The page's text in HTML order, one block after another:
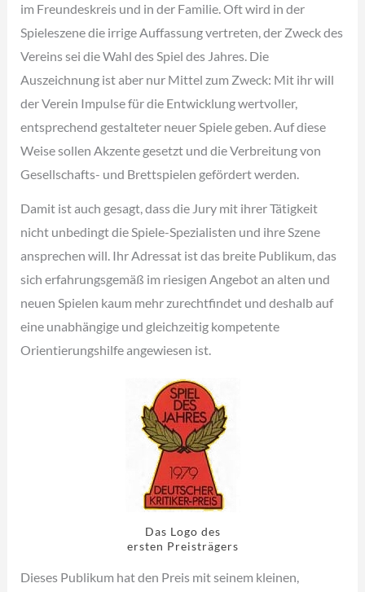
im Freundeskreis und in der Familie. Oft wird in der
Spieleszene die irrige Auffassung vertreten, der Zweck des
Vereins sei die Wahl des Spiel des Jahres. Die
Auszeichnung ist aber nur Mittel zum Zweck: Mit ihr will
der Verein Impulse für die Entwicklung wertvoller,
entsprechend gestalteter neuer Spiele geben. Auf diese
Weise sollen Akzente gesetzt und die Verbreitung von
Gesellschafts- und Brettspielen gefördert werden.
Damit ist auch gesagt, dass die Jury mit ihrer Tätigkeit
nicht unbedingt die Spiele-Spezialisten und ihre Szene
ansprechen will. Ihr Adressat ist das breite Publikum, das
sich erfahrungsgemäß im riesigen Angebot an alten und
neuen Spielen kaum mehr zurechtfindet und deshalb auf
eine unabhängige und gleichzeitig kompetente
Orientierungshilfe angewiesen ist.
Das Logo des
ersten Preisträgers
Dieses Publikum hat den Preis mit seinem kleinen,